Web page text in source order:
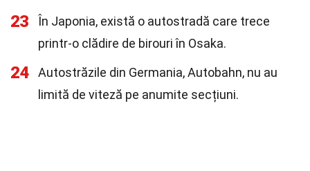
23
În Japonia, există o autostradă care trece
printr-o clădire de birouri în Osaka.
24
Autostrăzile din Germania, Autobahn, nu au
limită de viteză pe anumite secțiuni.